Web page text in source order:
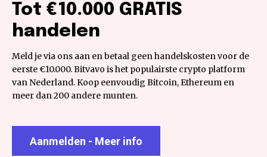
Tot €10.000 GRATIS
handelen
Meld je via ons aan en betaal geen handelskosten voor de
eerste €10.000. Bitvavo is het populairste crypto platform
van Nederland. Koop eenvoudig Bitcoin, Ethereum en
meer dan 200 andere munten.
Aanmelden - Meer info